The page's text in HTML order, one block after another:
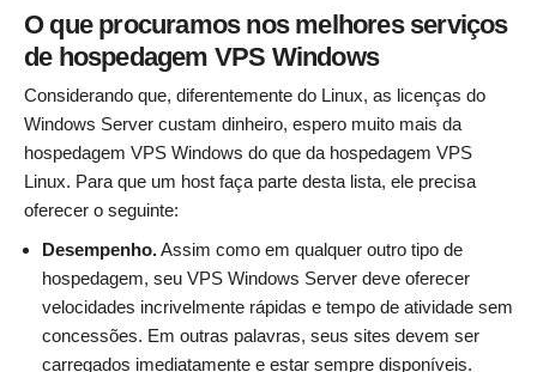
O que procuramos nos melhores serviços
de hospedagem VPS Windows
Considerando que, diferentemente do Linux, as licenças do
Windows Server custam dinheiro, espero muito mais da
hospedagem VPS Windows do que da hospedagem VPS
Linux. Para que um host faça parte desta lista, ele precisa
oferecer o seguinte:
Desempenho.Assim como em qualquer outro tipo de
hospedagem, seu VPS Windows Server deve oferecer
velocidades incrivelmente rápidas e tempo de atividade sem
concessões. Em outras palavras, seus sites devem ser
carregados imediatamente e estar sempre disponíveis.